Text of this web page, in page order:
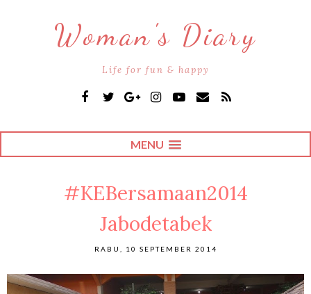
Woman's Diary
Life for fun & happy
MENU
#KEBersamaan2014
Jabodetabek
RABU, 10 SEPTEMBER 2014